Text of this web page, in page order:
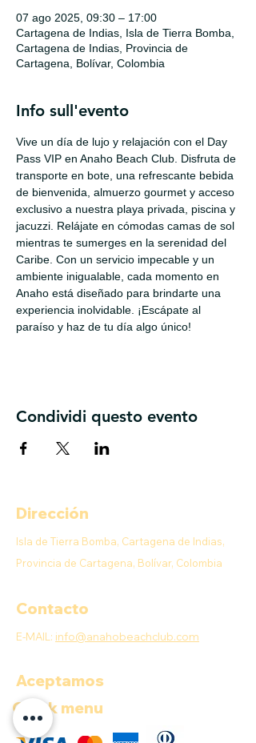
07 ago 2025, 09:30 – 17:00
Cartagena de Indias, Isla de Tierra Bomba,
Cartagena de Indias, Provincia de
Cartagena, Bolívar, Colombia
Info sull'evento
Vive un día de lujo y relajación con el Day
Pass VIP en Anaho Beach Club. Disfruta de
transporte en bote, una refrescante bebida
de bienvenida, almuerzo gourmet y acceso
exclusivo a nuestra playa privada, piscina y
jacuzzi. Relájate en cómodas camas de sol
mientras te sumerges en la serenidad del
Caribe. Con un servicio impecable y un
ambiente inigualable, cada momento en
Anaho está diseñado para brindarte una
experiencia inolvidable. ¡Escápate al
paraíso y haz de tu día algo único!
Condividi questo evento
Dirección
Isla de Tierra Bomba, Cartagena de Indias,
Provincia de Cartagena, Bolívar, Colombia
Contacto
E-MAIL: info@anahobeachclub.com
Aceptamos
Quick menu